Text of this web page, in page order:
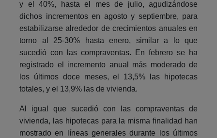
y el 40%, hasta el mes de julio, agudizándose
dichos incrementos en agosto y septiembre, para
estabilizarse alrededor de crecimientos anuales en
torno al 25-30% hasta enero, similar a lo que
sucedió con las compraventas. En febrero se ha
registrado el incremento anual más moderado de
los últimos doce meses, el 13,5% las hipotecas
totales, y el 13,9% las de vivienda.
Al igual que sucedió con las compraventas de
vivienda, las hipotecas para la misma finalidad han
mostrado en líneas generales durante los últimos